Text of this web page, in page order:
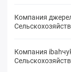
Компания
Компания